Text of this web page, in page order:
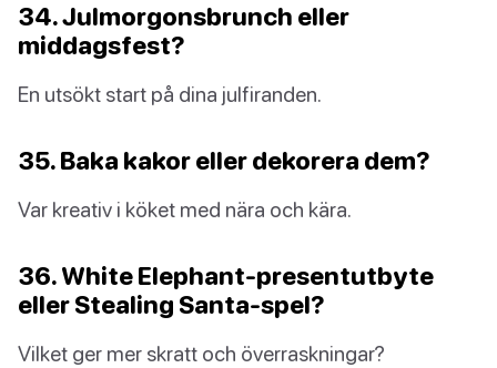
34. Julmorgonsbrunch eller
middagsfest?
En utsökt start på dina julfiranden.
35. Baka kakor eller dekorera dem?
Var kreativ i köket med nära och kära.
36. White Elephant-presentutbyte
eller Stealing Santa-spel?
Vilket ger mer skratt och överraskningar?